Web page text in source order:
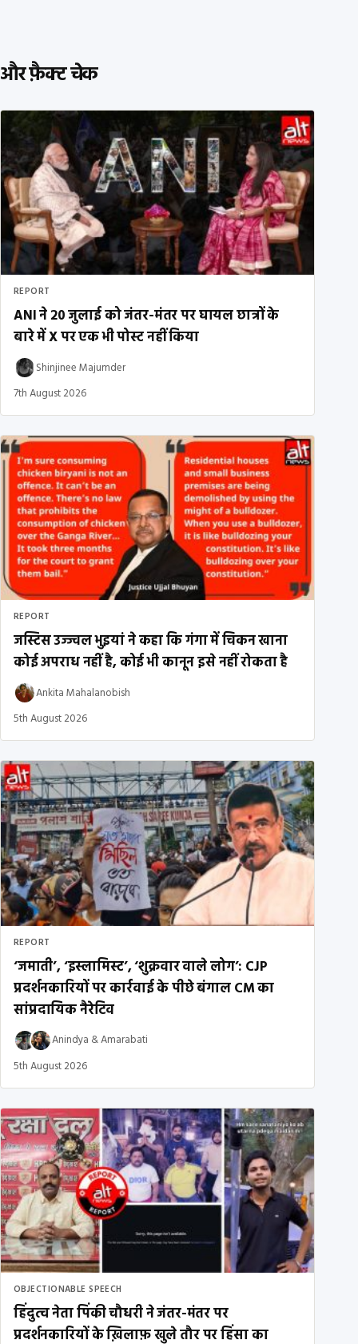
और फ़ैक्ट चेक
REPORT
ANI ने 20 जुलाई को जंतर-मंतर पर घायल छात्रों के
बारे में X पर एक भी पोस्ट नहीं किया
Shinjinee Majumder
7th August 2026
REPORT
जस्टिस उज्ज्वल भुइयां ने कहा कि गंगा में चिकन खाना
कोई अपराध नहीं है, कोई भी कानून इसे नहीं रोकता है
Ankita Mahalanobish
5th August 2026
REPORT
‘जमाती’, ‘इस्लामिस्ट’, ‘शुक्रवार वाले लोग’: CJP
प्रदर्शनकारियों पर कार्रवाई के पीछे बंगाल CM का
सांप्रदायिक नैरेटिव
Anindya &Amarabati
5th August 2026
OBJECTIONABLE SPEECH
हिंदुत्व नेता पिंकी चौधरी ने जंतर-मंतर पर
प्रदर्शनकारियों के ख़िलाफ़ खुले तौर पर हिंसा का